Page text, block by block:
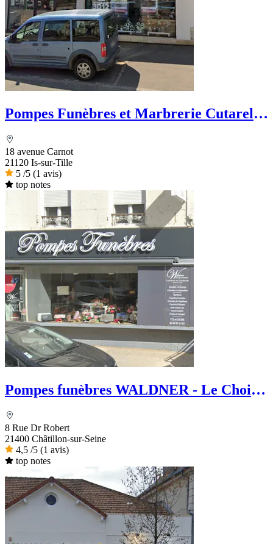
Pompes Funèbres et Marbrerie Cutarella
18 avenue Carnot
21120 Is-sur-Tille
5 /5 (1 avis)
top notes
Pompes funèbres WALDNER - Le Choix
8 Rue Dr Robert
21400 Châtillon-sur-Seine
4,5 /5 (1 avis)
top notes